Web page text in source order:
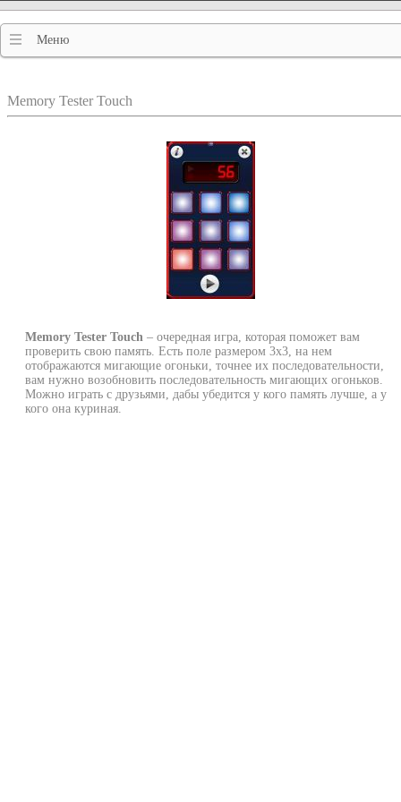
Меню
Memory Tester Touch
Memory Tester Touch – очередная игра, которая поможет вам
проверить свою память. Есть поле размером 3х3, на нем
отображаются мигающие огоньки, точнее их последовательности,
вам нужно возобновить последовательность мигающих огоньков.
Можно играть с друзьями, дабы убедится у кого память лучше, а у
кого она куриная.